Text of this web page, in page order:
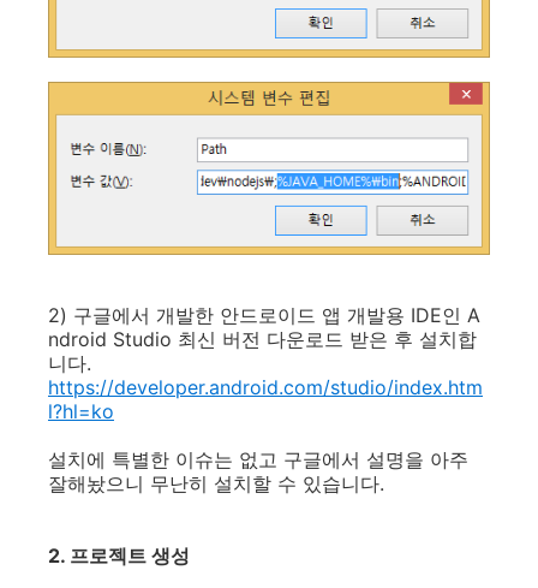
2) 구글에서 개발한 안드로이드 앱 개발용 IDE인 A
ndroid Studio 최신 버전 다운로드 받은 후 설치합
니다.
https://developer.android.com/studio/index.htm
l?hl=ko
설치에 특별한 이슈는 없고 구글에서 설명을 아주
잘해놨으니 무난히 설치할 수 있습니다.
2. 프로젝트 생성